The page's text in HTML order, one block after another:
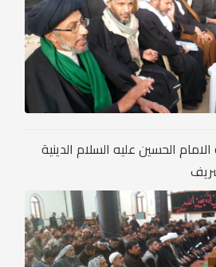
الحسين عليه السلام الدينية